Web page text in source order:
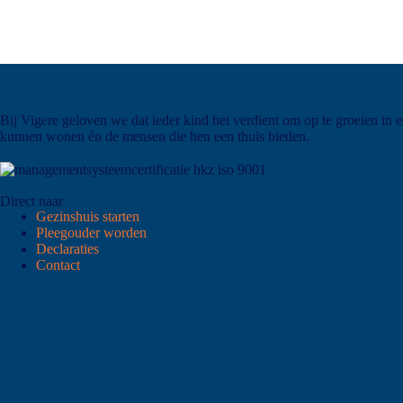
Bij Vigere geloven we dat ieder kind het verdient om op te groeien in
kunnen wonen én de mensen die hen een thuis bieden.
Direct naar
Gezinshuis starten
Pleegouder worden
Declaraties
Contact